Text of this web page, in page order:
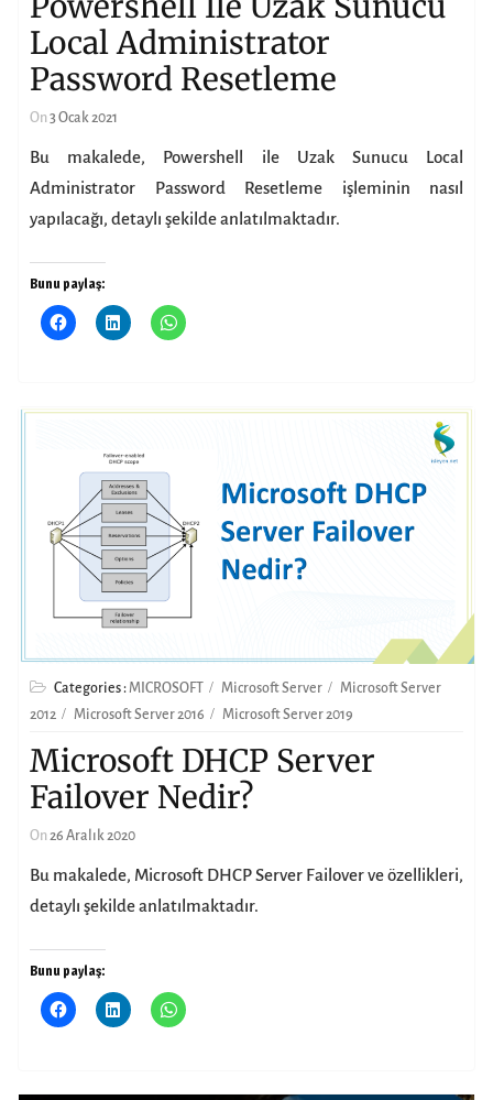
Local Administrator
Password Resetleme
On3 Ocak 2021
Bu makalede, Powershell ile Uzak Sunucu Local
Administrator Password Resetleme işleminin nasıl
yapılacağı, detaylı şekilde anlatılmaktadır.
Bunu paylaş:
Categories :MICROSOFT Microsoft Server
Microsoft Server
2012
Microsoft Server 2016 Microsoft Server 2019
Microsoft DHCP Server
Failover Nedir?
On26 Aralık 2020
Bu makalede, Microsoft DHCP Server Failover ve özellikleri,
detaylı şekilde anlatılmaktadır.
Bunu paylaş: